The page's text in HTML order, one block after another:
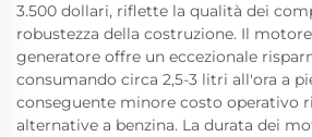
3.500 dollari, riflette la qualità dei
robustezza della costruzione. Il
generatore offre un eccezionale
consumando circa 2,5-3 litri all'ora a
conseguente minore costo operativo
alternative a benzina. La durata dei